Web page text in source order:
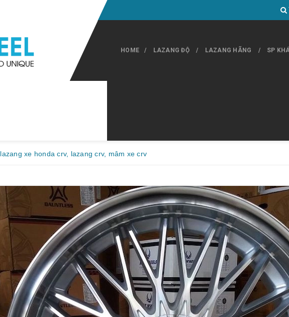
HOME LAZANG ĐỘ LAZANG HÃNG SP
lazang xe honda crv, lazang crv, mâm xe crv